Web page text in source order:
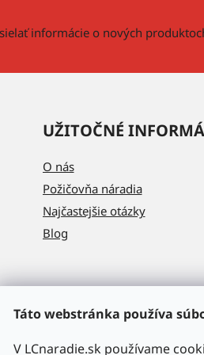
Táto webstránka používa
V LCnaradie.sk používame
informácie o nových
UŽITOČNÉ
O nás
Požičovňa náradia
Najčastejšie otázky
Blog